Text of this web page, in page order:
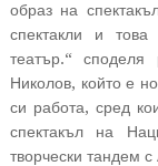
образ на
спектакли и
театър.“
Николов, който е
си работа, сред
спектакъл на
творчески тандем